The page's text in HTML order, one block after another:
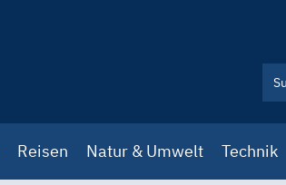
Reisen Natur & Umwelt Technik